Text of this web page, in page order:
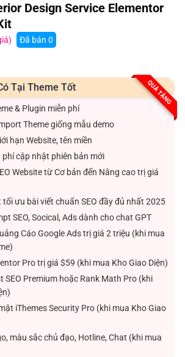
Design Service Elementor
Đã bán 0
QUÀ TẶNG
Tại Theme Tốt
& Plugin miễn phí
Theme giống mẫu demo
hạn Website, tên miền
cập nhật phiên bản mới
Website từ Cơ bản đến Nâng cao trị giá
ưu bài viết chuẩn SEO đầy đủ nhất 2025
SEO, Socical, Ads dành cho chat GPT
Cáo Google Ads trị giá 2 triệu (khi mua
Pro trị giá $59 (khi mua Kho Giao Diện)
SEO Premium hoặc Rank Math Pro (khi
iThemes Security Pro (khi mua Kho Giao
màu sắc chủ đạo, Hotline, Chat (khi mua